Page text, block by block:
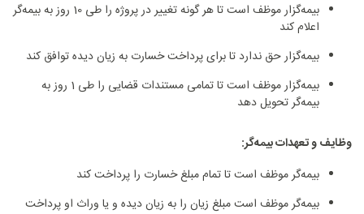
بیمه‌گزار موظف است تا هر گونه تغییر در پروژه را طی 10 روز به بیمه‌گر
اعلام کند
بیمه‌گزار حق ندارد تا برای پرداخت خسارت به زیان دیده توافق کند
بیمه‌گزار موظف است تا تمامی مستندات قضایی را طی 1 روز به
بیمه‌گر تحویل دهد
وظایف و تعهدات بیمه‌گر:
بیمه‌گر موظف است تا تمام مبلغ خسارت را پرداخت کند
بیمه‌گر موظف است مبلغ زیان را به زیان دیده و یا وراث او پرداخت